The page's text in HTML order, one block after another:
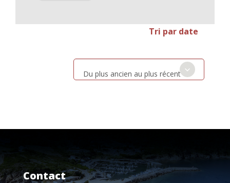
Tri par date
Du plus ancien au plus récent
Contact